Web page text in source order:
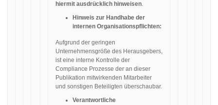
hiermit ausdrücklich hinweisen.
Hinweis zur Handhabe der
internen Organisationspflichten:
Aufgrund der geringen
Unternehmensgröße des Herausgebers,
ist eine interne Kontrolle der
Compliance Prozesse der an dieser
Publikation mitwirkenden Mitarbeiter
und sonstigen Beteiligten überschaubar.
Verantwortliche